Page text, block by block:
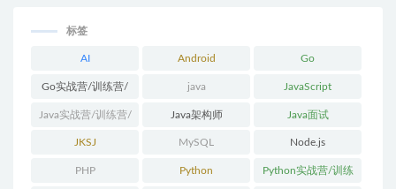
标签
AI Android Go
Go实战营/训练营/
体系课
java JavaScript
Java实战营/训练营/
体系课
Java架构师 Java面试
JKSJ MySQL Node.js
PHP Python Python实战营/训练